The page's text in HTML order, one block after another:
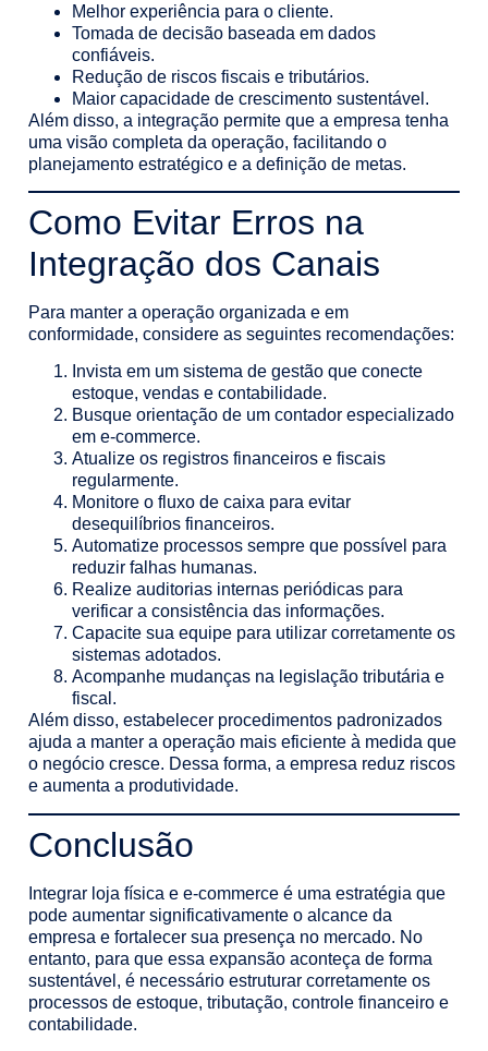
Melhor experiência para o cliente.
Tomada de decisão baseada em dados
confiáveis.
Redução de riscos fiscais e tributários.
Maior capacidade de crescimento sustentável.
Além disso, a integração permite que a empresa tenha
uma visão completa da operação, facilitando o
planejamento estratégico e a definição de metas.
Como Evitar Erros na
Integração dos Canais
Para manter a operação organizada e em
conformidade, considere as seguintes recomendações:
Invista em um sistema de gestão que conecte
estoque, vendas e contabilidade.
Busque orientação de um contador especializado
em e-commerce.
Atualize os registros financeiros e fiscais
regularmente.
Monitore o fluxo de caixa para evitar
desequilíbrios financeiros.
Automatize processos sempre que possível para
reduzir falhas humanas.
Realize auditorias internas periódicas para
verificar a consistência das informações.
Capacite sua equipe para utilizar corretamente os
sistemas adotados.
Acompanhe mudanças na legislação tributária e
fiscal.
Além disso, estabelecer procedimentos padronizados
ajuda a manter a operação mais eficiente à medida que
o negócio cresce. Dessa forma, a empresa reduz riscos
e aumenta a produtividade.
Conclusão
Integrar loja física e e-commerce é uma estratégia que
pode aumentar significativamente o alcance da
empresa e fortalecer sua presença no mercado. No
entanto, para que essa expansão aconteça de forma
sustentável, é necessário estruturar corretamente os
processos de estoque, tributação, controle financeiro e
contabilidade.